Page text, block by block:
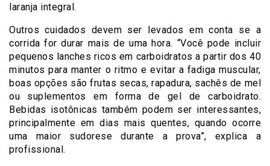
laranja integral.
Outros cuidados devem ser levados em conta se a
corrida for durar mais de uma hora. “Você pode incluir
pequenos lanches ricos em carboidratos a partir dos 40
minutos para manter o ritmo e evitar a fadiga muscular,
boas opções são frutas secas, rapadura, sachês de mel
ou suplementos em forma de gel de carboidrato.
Bebidas isotônicas também podem ser interessantes,
principalmente em dias mais quentes, quando ocorre
uma maior sudorese durante a prova”, explica a
profissional.